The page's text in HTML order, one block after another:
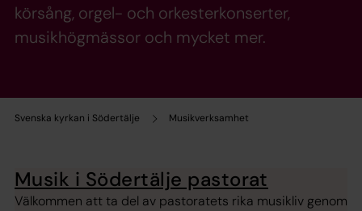
Svenska kyrkan i Södertälje Musikverksamhet
körsång, orgel- och orkesterkonserter,
musikhögmässor och mycket mer.
Musik i Södertälje pastorat
Välkommen att ta del av pastoratets rika musikliv genom